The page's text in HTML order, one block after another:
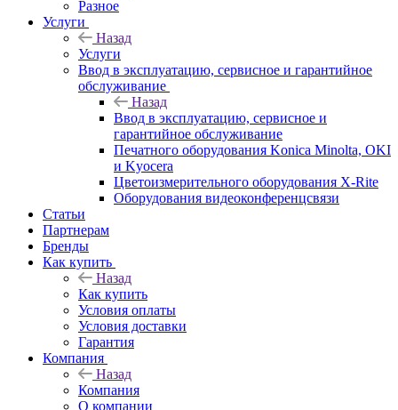
Разное
Услуги
Назад
Услуги
Ввод в эксплуатацию, сервисное и гарантийное
обслуживание
Назад
Ввод в эксплуатацию, сервисное и
гарантийное обслуживание
Печатного оборудования Konica Minolta, OKI
и Kyocera
Цветоизмерительного оборудования X-Rite
Оборудования видеоконференцсвязи
Статьи
Партнерам
Бренды
Как купить
Назад
Как купить
Условия оплаты
Условия доставки
Гарантия
Компания
Назад
Компания
О компании